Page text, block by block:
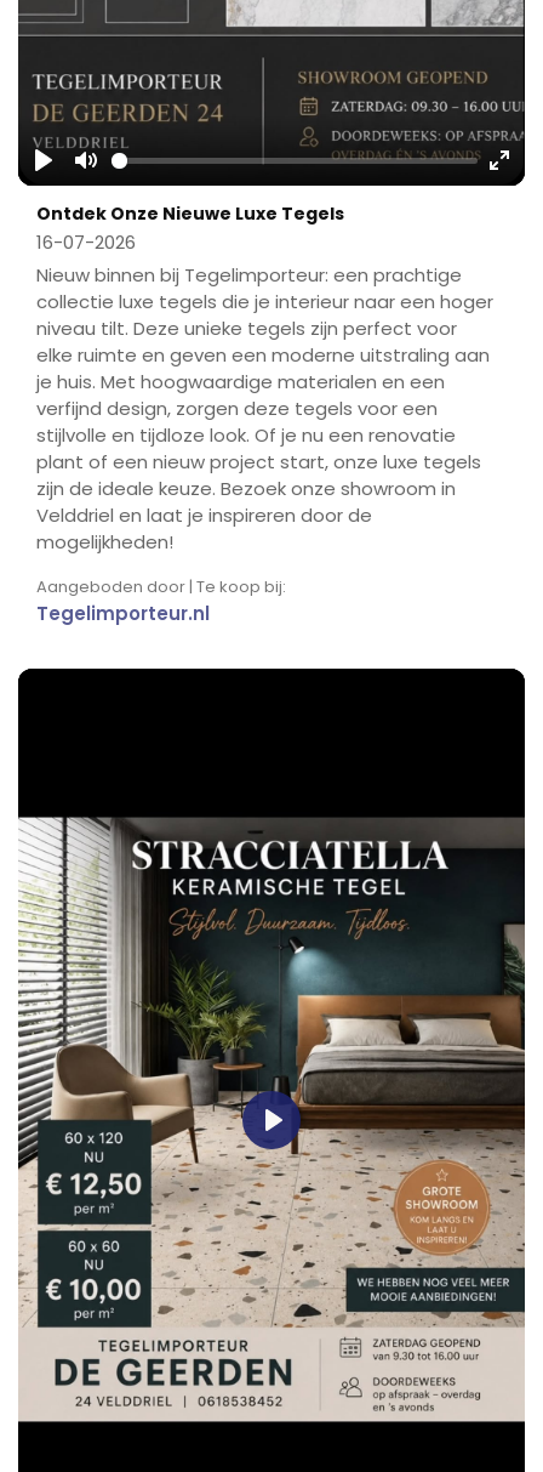
Play Mute
Ontdek Onze Nieuwe Luxe Tegels
16-07-2026
Nieuw binnen bij Tegelimporteur: een prachtige
collectie luxe tegels die je interieur naar een hoger
niveau tilt. Deze unieke tegels zijn perfect voor
elke ruimte en geven een moderne uitstraling aan
je huis. Met hoogwaardige materialen en een
verfijnd design, zorgen deze tegels voor een
stijlvolle en tijdloze look. Of je nu een renovatie
plant of een nieuw project start, onze luxe tegels
zijn de ideale keuze. Bezoek onze showroom in
Velddriel en laat je inspireren door de
mogelijkheden!
Aangeboden door | Te koop bij:
Tegelimporteur.nl
Play